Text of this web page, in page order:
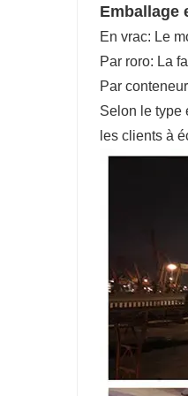
Emballage
En vrac: Le
Par roro: La
Par
Selon le type
les clients à